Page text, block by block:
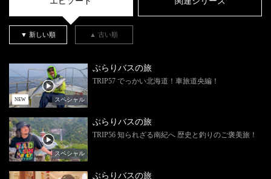
▼ 新しい順 ▲ 古い順
NEW スペシャル
ぶらりバスの旅
TRIP57 でっかい北海道！車旅道央編！
スペシャル
ぶらりバスの旅
TRIP56 知られざる南紀へ 歴史と釣りのご褒美旅！
ぶらりバスの旅